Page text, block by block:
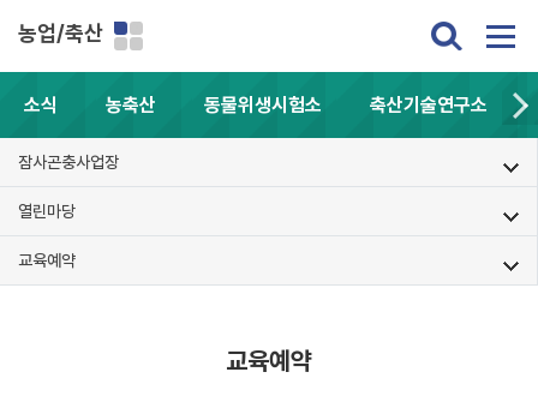
농업/축산
소식 농축산 동물위생시험소 축산기술연구소
잠사곤충사업장
열린마당
교육예약
교육예약